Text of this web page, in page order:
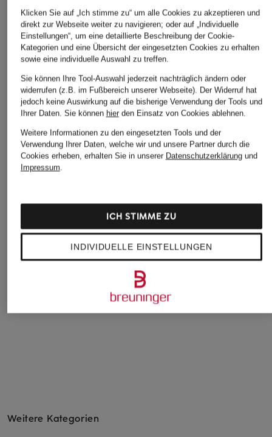
+Aktionsrabatt
Hose SMITHY Slim Fit
110,99 €
windsor.
299 €
Chino CISALTO
59,99 €
Weitere Kategorien
Klicken Sie auf „Ich stimme zu“ um alle Cookies zu akzeptieren und
direkt zur Webseite weiter zu navigieren; oder auf „Individuelle
Einstellungen“, um eine detaillierte Beschreibung der Cookie-
Kategorien und eine Übersicht der eingesetzten Cookies zu erhalten
sowie eine individuelle Auswahl zu treffen.
Sie können Ihre Tool-Auswahl jederzeit nachträglich ändern oder
widerrufen (z.B. im Fußbereich unserer Webseite). Der Widerruf hat
jedoch keine Auswirkung auf die bisherige Verwendung der Tools und
Ihrer Daten. Sie können hierden Einsatz von Cookies ablehnen.
Weitere Informationen zu den eingesetzten Tools und der
Verwendung Ihrer Daten, welche wir und unsere Partner durch die
Cookies erheben, erhalten Sie in unserer Datenschutzerklärungund
Impressum.
INDIVIDUELLE EINSTELLUNGEN
ICH STIMME ZU